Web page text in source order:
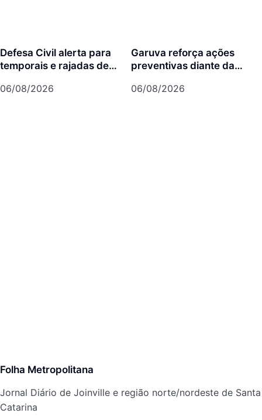
Defesa Civil alerta para
temporais e rajadas de
Joinville
06/08/2026
Garuva reforça ações
preventivas diante da
Niño
06/08/2026
Folha Metropolitana
Jornal Diário de Joinville e região norte/nordeste de Santa
Catarina